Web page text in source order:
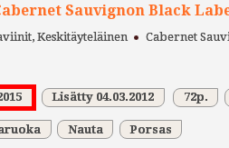
Sauvignon Black
Keskitäyteläinen Cabernet
Lisätty 04.03.2012 72p.
Nauta Porsas